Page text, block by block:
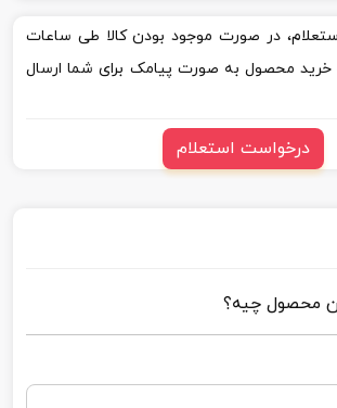
در صورت موجود بودن کالا طی ساعات
محصول به صورت پیامک برای شما ارسال
درخواست استعلام
محصول چیه؟